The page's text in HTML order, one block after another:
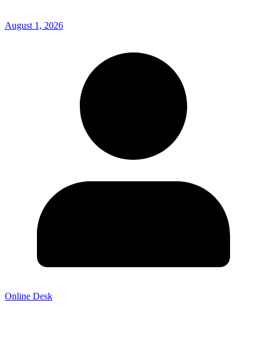
August 1, 2026
Online Desk